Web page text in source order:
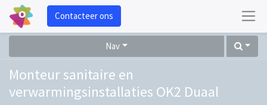
Contacteer ons
Nav
Monteur sanitaire en
verwarmingsinstallaties OK2 Duaal